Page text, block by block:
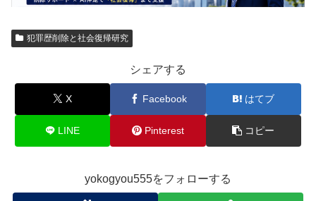
犯罪歴削除と社会復帰研究
シェアする
X Facebook はてブ
LINE Pinterest コピー
yokogyou555をフォローする